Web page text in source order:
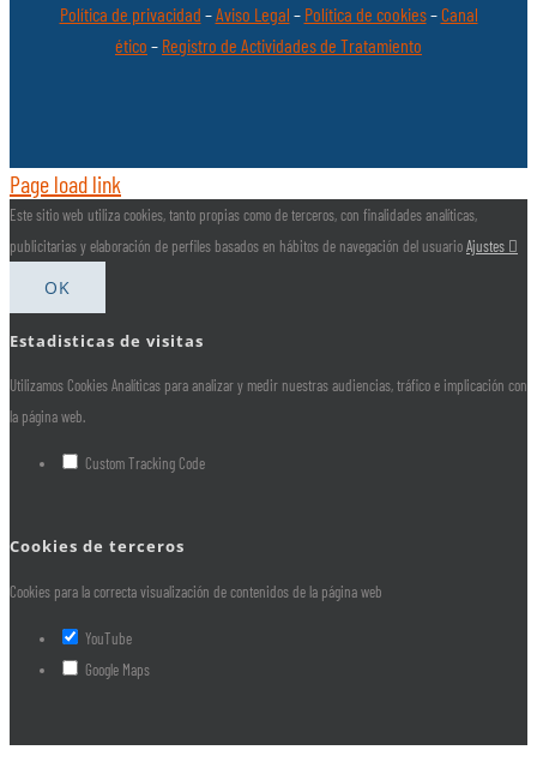
Política de privacidad –Aviso Legal – Política de cookies–Canal
ético – Registro de Actividades de Tratamiento
Page load link
Este sitio web utiliza cookies, tanto propias como de terceros, con finalidades analíticas,
publicitarias y elaboración de perfiles basados en hábitos de navegación del usuarioAjustes
OK
Estadisticas de visitas
Utilizamos Cookies Analíticas para analizar y medir nuestras audiencias, tráfico e implicación con
la página web.
Custom Tracking Code
Cookies de terceros
Cookies para la correcta visualización de contenidos de la página web
YouTube
Google Maps